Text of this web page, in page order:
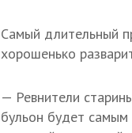
Самый длительный
хорошенько
— Ревнители
бульон будет